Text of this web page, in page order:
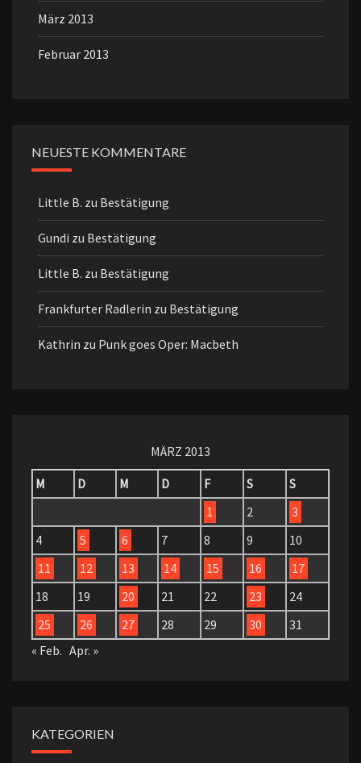
März 2013
Februar 2013
NEUESTE KOMMENTARE
Little B. zu Bestätigung
Gundi zu Bestätigung
Little B. zu Bestätigung
Frankfurter Radlerin zu Bestätigung
Kathrin zu Punk goes Oper: Macbeth
MÄRZ 2013
M
D M D F S
S
1
2
3
4
5 6 7 8 9
10
11
12 13 14 15 16
17
18
19 20 21 22 23
24
25
26 27 28 29 30
31
« Feb. Apr. »
KATEGORIEN